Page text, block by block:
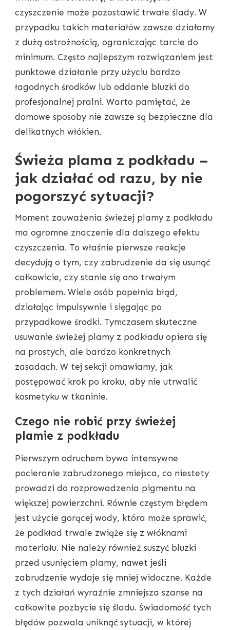
czyszczenie może pozostawić trwałe ślady. W
przypadku takich materiałów zawsze działamy
z dużą ostrożnością, ograniczając tarcie do
minimum. Często najlepszym rozwiązaniem jest
punktowe działanie przy użyciu bardzo
łagodnych środków lub oddanie bluzki do
profesjonalnej pralni. Warto pamiętać, że
domowe sposoby nie zawsze są bezpieczne dla
delikatnych włókien.
Świeża plama z podkładu –
jak działać od razu, by nie
pogorszyć sytuacji?
Moment zauważenia świeżej plamy z podkładu
ma ogromne znaczenie dla dalszego efektu
czyszczenia. To właśnie pierwsze reakcje
decydują o tym, czy zabrudzenie da się usunąć
całkowicie, czy stanie się ono trwałym
problemem. Wiele osób popełnia błąd,
działając impulsywnie i sięgając po
przypadkowe środki. Tymczasem skuteczne
usuwanie świeżej plamy z podkładu opiera się
na prostych, ale bardzo konkretnych
zasadach. W tej sekcji omawiamy, jak
postępować krok po kroku, aby nie utrwalić
kosmetyku w tkaninie.
Czego nie robić przy świeżej
plamie z podkładu
Pierwszym odruchem bywa intensywne
pocieranie zabrudzonego miejsca, co niestety
prowadzi do rozprowadzenia pigmentu na
większej powierzchni. Równie częstym błędem
jest użycie gorącej wody, która może sprawić,
że podkład trwale zwiąże się z włóknami
materiału. Nie należy również suszyć bluzki
przed usunięciem plamy, nawet jeśli
zabrudzenie wydaje się mniej widoczne. Każde
z tych działań wyraźnie zmniejsza szanse na
całkowite pozbycie się śladu. Świadomość tych
błędów pozwala uniknąć sytuacji, w której